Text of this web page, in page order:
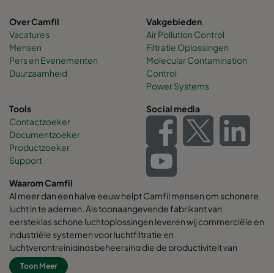
Over Camfil
Vacatures
Mensen
Pers en Evenementen
Duurzaamheid
Vakgebieden
Air Pollution Control
Filtratie Oplossingen
Molecular Contamination
Control
Power Systems
Tools
Contactzoeker
Documentzoeker
Productzoeker
Support
Social media
Waarom Camfil
Al meer dan een halve eeuw helpt Camfil mensen om schonere
lucht in te ademen. Als toonaangevende fabrikant van
eersteklas schone luchtoplossingen leveren wij commerciële en
industriële systemen voor luchtfiltratie en
luchtverontreinigingsbeheersing die de productiviteit van
werknemers en apparatuur verbeteren, het energieverbruik
Toon Meer